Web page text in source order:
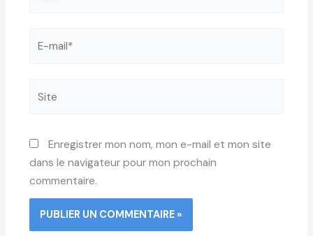
Enregistrer mon nom, mon e-mail et mon site
dans le navigateur pour mon prochain
commentaire.